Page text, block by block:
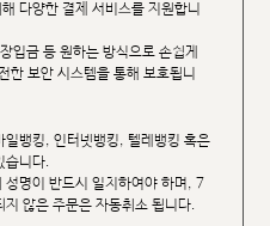
다양한 결제 서비스를 지원합니
입금 등 원하는 방식으로 손쉽게
한 보안 시스템을 통해 보호됩니
일뱅킹, 인터넷뱅킹, 텔레뱅킹 혹은
습니다.
명이 반드시 일치하여야 하며, 7
않은 주문은 자동취소 됩니다.